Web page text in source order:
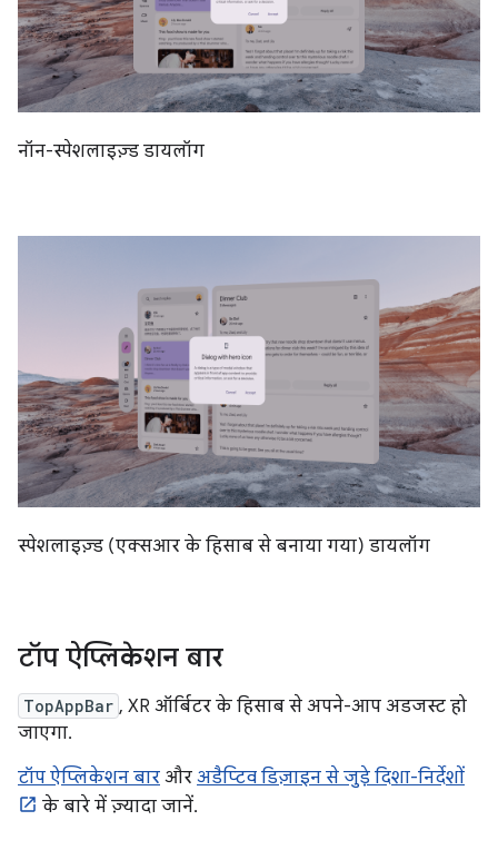
नॉन-स्पेशलाइज़्ड डायलॉग
स्पेशलाइज़्ड (एक्सआर के हिसाब से बनाया गया) डायलॉग
टॉप ऐप्लिकेशन बार
TopAppBar , XR ऑर्बिटर के हिसाब से अपने-आप अडजस्ट हो
जाएगा.
टॉप ऐप्लिकेशन बार और अडैप्टिव डिज़ाइन से जुड़े दिशा-निर्देशों
के बारे में ज़्यादा जानें.